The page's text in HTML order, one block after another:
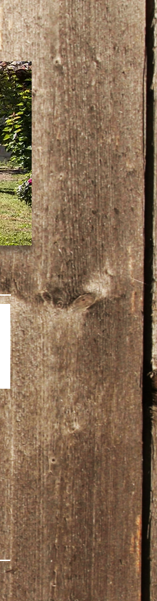
06/06/26 : Le Jardin
participe au Festival
"Autres Regards"